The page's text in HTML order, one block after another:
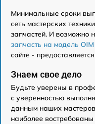
Минимальные сроки
сеть мастерских
запчастей. И возможно
запчасть на модель
сайте -
Знаем свое дело
Будьте уверены в
с уверенностью
данным наших
наиболее